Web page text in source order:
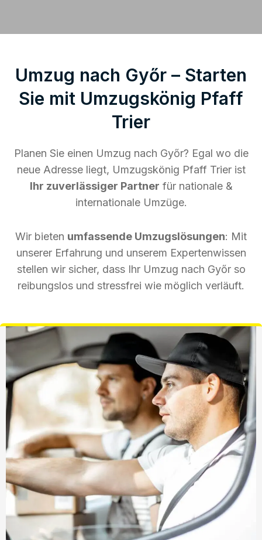
Umzug nach Győr – Starten
Sie mit Umzugskönig Pfaff
Trier
Planen Sie einen Umzug nach Győr? Egal wo die
neue Adresse liegt, Umzugskönig Pfaff Trier ist
Ihr zuverlässiger Partner für nationale &
internationale Umzüge.
Wir bieten umfassende Umzugslösungen: Mit
unserer Erfahrung und unserem Expertenwissen
stellen wir sicher, dass Ihr Umzug nach Győr so
reibungslos und stressfrei wie möglich verläuft.